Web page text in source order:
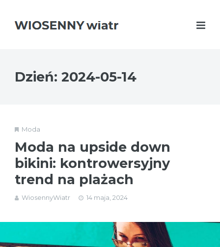
Dzień: 2024-05-14
Moda
Moda na upside down
bikini: kontrowersyjny
trend na plażach
WiosennyWiatr 14 maja, 2024